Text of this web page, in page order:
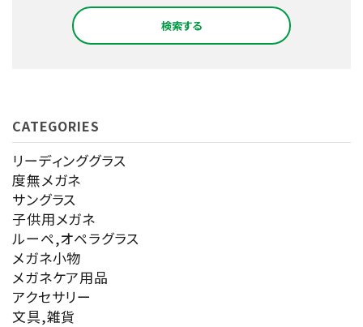
検索する
キーワード
カテゴリー
CATEGORIES
リーディンググラス
度無メガネ
サングラス
子供用メガネ
ルーペ,オペラグラス
メガネ小物
メガネケア用品
アクセサリー
文具,雑貨